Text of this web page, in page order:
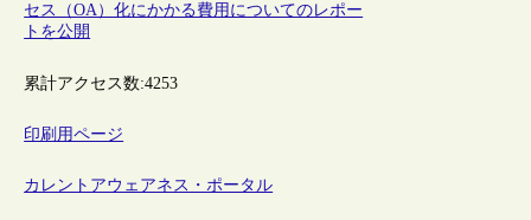
セス（OA）化にかかる費用についてのレポー
トを公開
累計アクセス数:4253
印刷用ページ
カレントアウェアネス・ポータル